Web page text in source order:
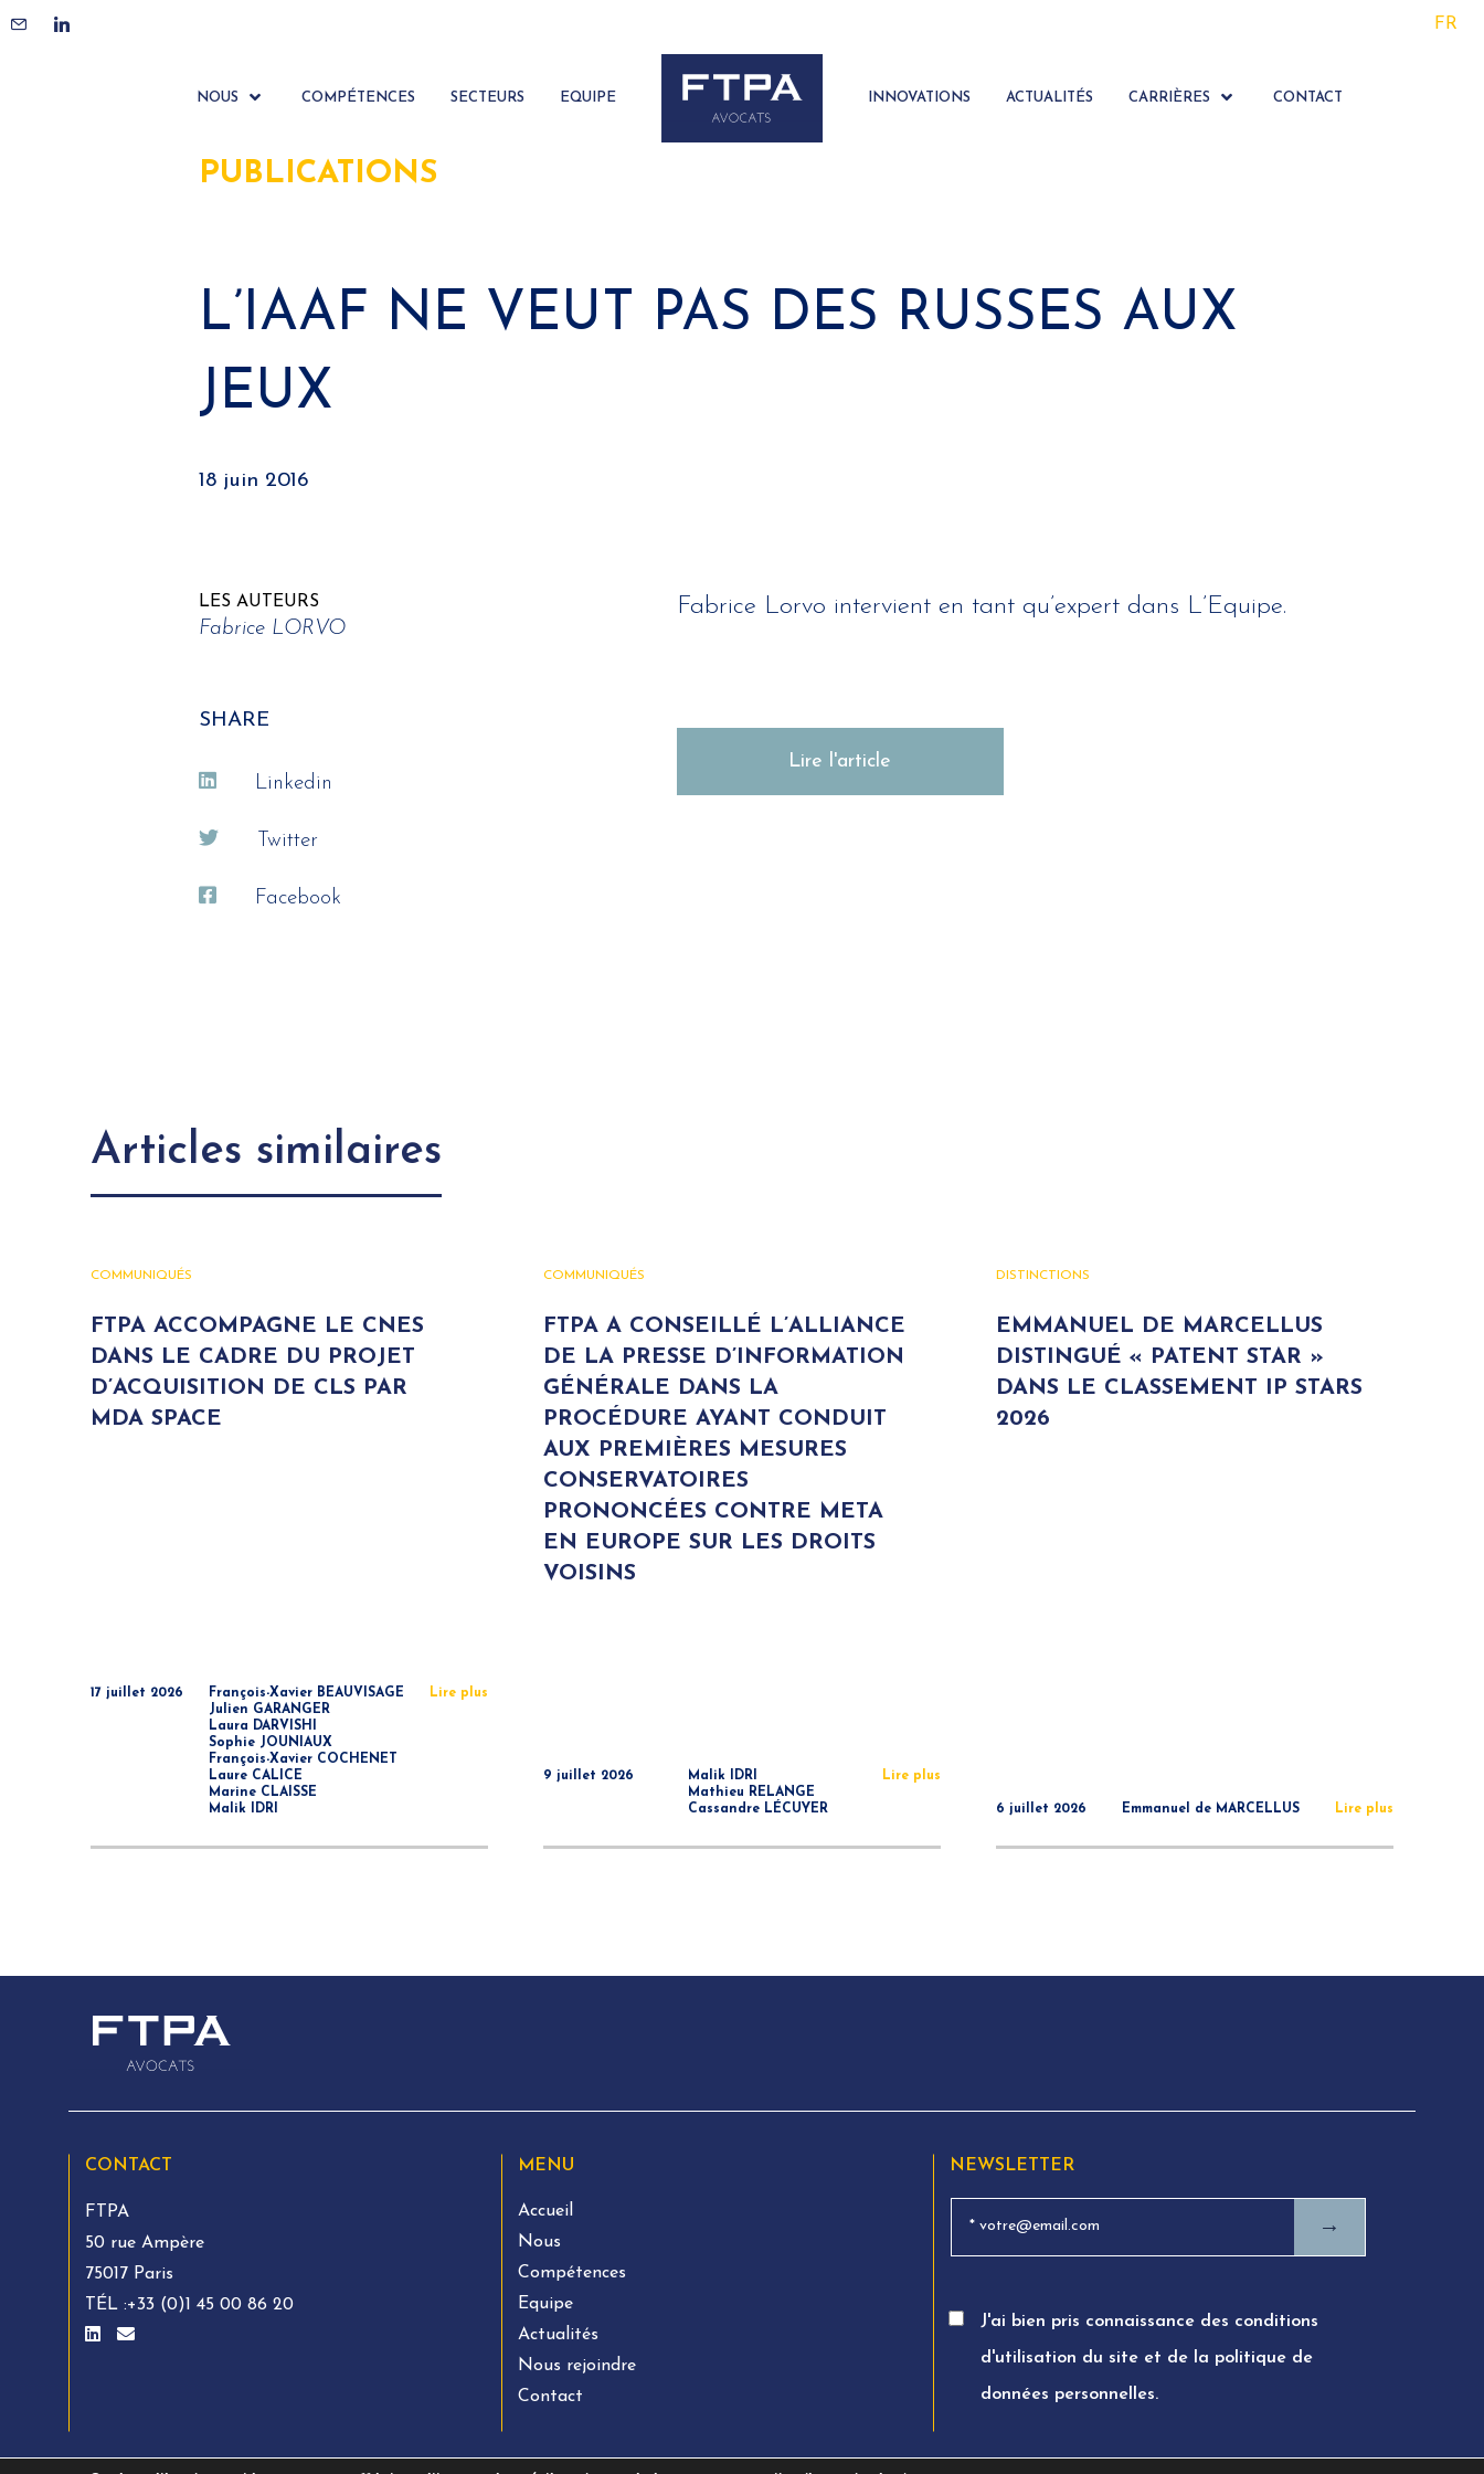
FR
NOUS COMPÉTENCES SECTEURS EQUIPE INNOVATIONS ACTUALITÉS CARRIÈRES CONTACT
PUBLICATIONS
L’IAAF NE VEUT PAS DES RUSSES AUX
JEUX
18 juin 2016
LES AUTEURS
Fabrice LORVO
SHARE
Linkedin
Twitter
Facebook
Fabrice Lorvo intervient en tant qu’expert dans L’Equipe.
Lire l'article
Articles similaires
COMMUNIQUÉS
FTPA ACCOMPAGNE LE CNES
DANS LE CADRE DU PROJET
D’ACQUISITION DE CLS PAR
MDA SPACE
17 juillet 2026
François-Xavier BEAUVISAGE
Julien GARANGER
Laura DARVISHI
Sophie JOUNIAUX
François-Xavier COCHENET
Laure CALICE
Marine CLAISSE
Malik IDRI
Lire plus
COMMUNIQUÉS
FTPA A CONSEILLÉ L’ALLIANCE
DE LA PRESSE D’INFORMATION
GÉNÉRALE DANS LA
PROCÉDURE AYANT CONDUIT
AUX PREMIÈRES MESURES
CONSERVATOIRES
PRONONCÉES CONTRE META
EN EUROPE SUR LES DROITS
VOISINS
9 juillet 2026
Malik IDRI
Mathieu RELANGE
Cassandre LÉCUYER
Lire plus
DISTINCTIONS
EMMANUEL DE MARCELLUS
DISTINGUÉ « PATENT STAR »
DANS LE CLASSEMENT IP STARS
2026
6 juillet 2026 Emmanuel de MARCELLUS Lire plus
CONTACT
FTPA
50 rue Ampère
75017 Paris
TÉL :+33 (0)1 45 00 86 20
MENU
Accueil
Nous
Compétences
Equipe
Actualités
Nous rejoindre
Contact
NEWSLETTER
→
J'ai bien pris connaissance des conditions
d'utilisation du site et de la politique de
données personnelles.